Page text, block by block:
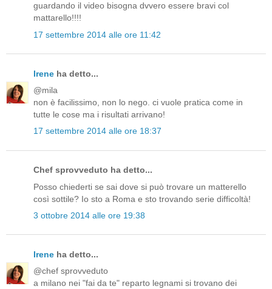
guardando il video bisogna dvvero essere bravi col
mattarello!!!!
17 settembre 2014 alle ore 11:42
Irene ha detto...
@mila
non è facilissimo, non lo nego. ci vuole pratica come in
tutte le cose ma i risultati arrivano!
17 settembre 2014 alle ore 18:37
Chef sprovveduto ha detto...
Posso chiederti se sai dove si può trovare un matterello
così sottile? Io sto a Roma e sto trovando serie difficoltà!
3 ottobre 2014 alle ore 19:38
Irene ha detto...
@chef sprovveduto
a milano nei "fai da te" reparto legnami si trovano dei